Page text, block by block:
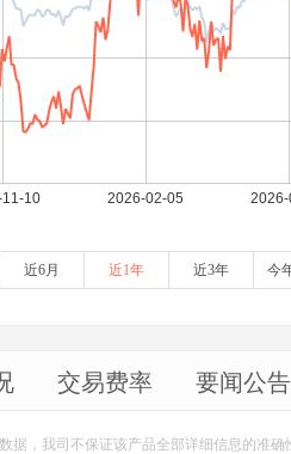
近6月 近1年 近3年 今
交易费率 要闻公告
据，我司不保证该产品全部详细信息的准